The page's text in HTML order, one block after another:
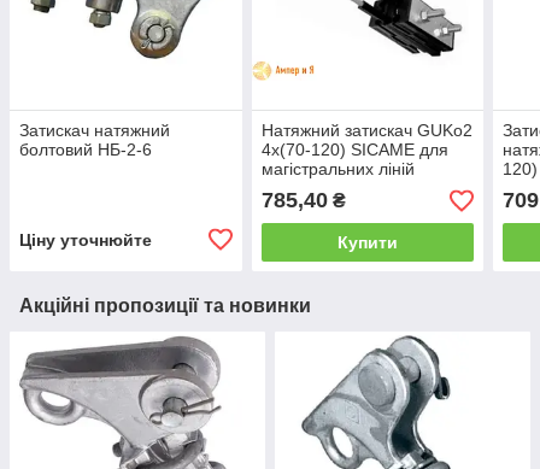
Затискач натяжний
болтовий НБ-2-6
Ціну уточнюйте
Натяжний затискач GUKo2
4x(70-120) SICAME для
магістральних ліній
785,40₴
Купити
Акційні пропозиції та новинки